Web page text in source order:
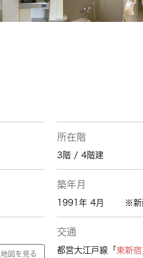
所在階
3階 / 4階建
築年月
1991年 4月 ※新
地図を見る
交通
都営大江戸線「 東新宿